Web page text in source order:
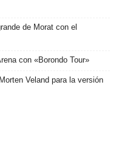
de Morat con el
con «Borondo Tour»
Veland para la versión